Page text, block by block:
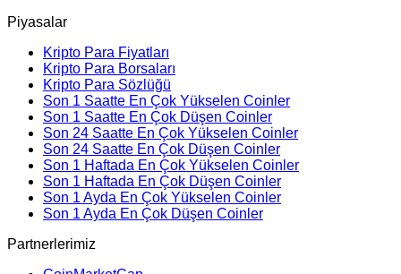
Piyasalar
Kripto Para Fiyatları
Kripto Para Borsaları
Kripto Para Sözlüğü
Son 1 Saatte En Çok Yükselen Coinler
Son 1 Saatte En Çok Düşen Coinler
Son 24 Saatte En Çok Yükselen Coinler
Son 24 Saatte En Çok Düşen Coinler
Son 1 Haftada En Çok Yükselen Coinler
Son 1 Haftada En Çok Düşen Coinler
Son 1 Ayda En Çok Yükselen Coinler
Son 1 Ayda En Çok Düşen Coinler
Partnerlerimiz